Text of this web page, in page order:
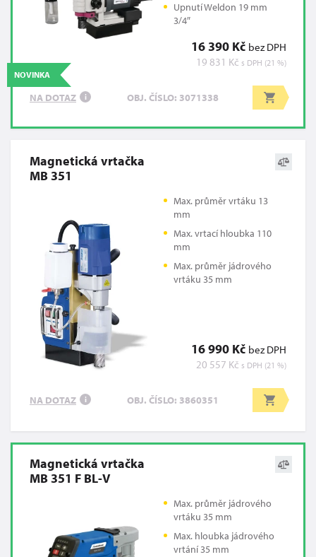
Upnutí Weldon 19 mm
3/4″
16 390 Kč bez DPH
19 831 Kč s DPH (21 %)
NOVINKA
NA DOTAZ i OBJ. ČÍSLO: 3071338
Magnetická vrtačka
MB 351
Max. průměr vrtáku 13
mm
Max. vrtací hloubka 110
mm
Max. průměr jádrového
vrtáku 35 mm
16 990 Kč bez DPH
20 557 Kč s DPH (21 %)
NA DOTAZ i OBJ. ČÍSLO: 3860351
Magnetická vrtačka
MB 351 F BL-V
Max. průměr jádrového
vrtáku 35 mm
Max. hloubka jádrového
vrtání 35 mm